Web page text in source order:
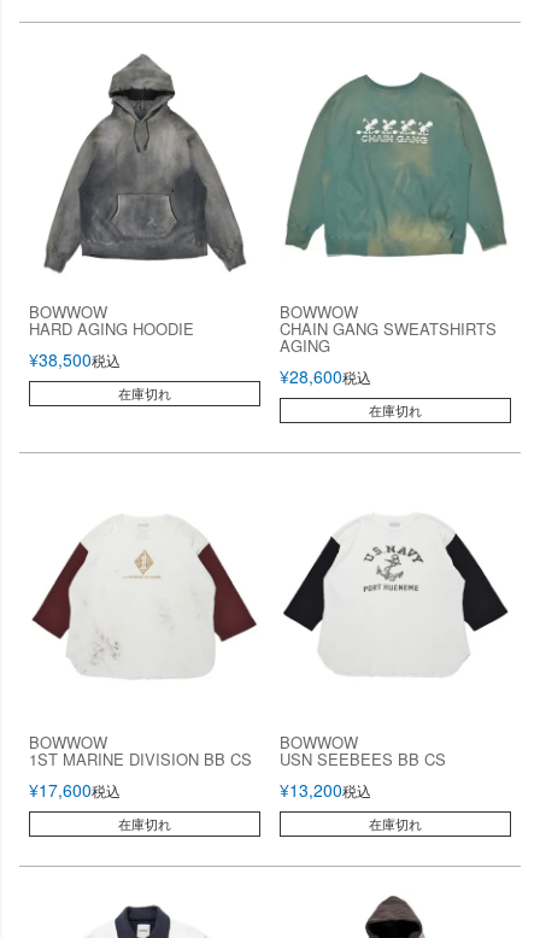
BOWWOW
HARD AGING HOODIE
¥38,500税込
在庫切れ
BOWWOW
CHAIN GANG SWEATSHIRTS
AGING
¥28,600税込
在庫切れ
BOWWOW
1ST MARINE DIVISION BB CS
¥17,600税込
在庫切れ
BOWWOW
USN SEEBEES BB CS
¥13,200税込
在庫切れ